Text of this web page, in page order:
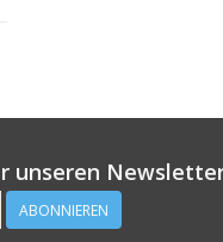
unseren
ABONNIEREN